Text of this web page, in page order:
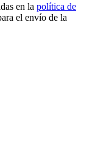
en la política de
el envío de la